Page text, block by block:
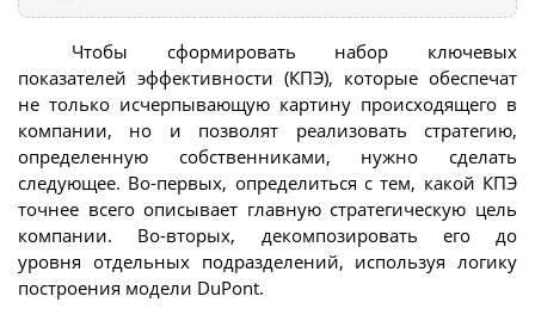
Чтобы сформировать набор ключевых
показателей эффективности (КПЭ), которые обеспечат
не только исчерпывающую картину происходящего в
компании, но и позволят реализовать стратегию,
определенную собственниками, нужно сделать
следующее. Во-первых, определиться с тем, какой КПЭ
точнее всего описывает главную стратегическую цель
компании. Во-вторых, декомпозировать его до
уровня отдельных подразделений, используя логику
построения модели DuPont.